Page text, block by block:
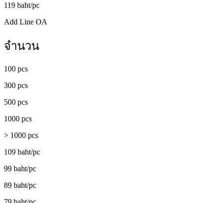
119 baht/pc
Add Line OA
จำนวน
100 pcs
300 pcs
500 pcs
1000 pcs
> 1000 pcs
109 baht/pc
99 baht/pc
89 baht/pc